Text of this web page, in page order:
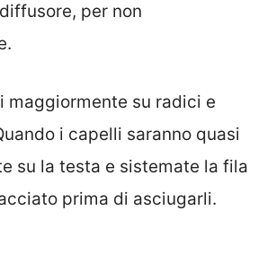
per non
maggiormente su radici e
i capelli saranno quasi
su la testa e sistemate la fila
prima di asciugarli.